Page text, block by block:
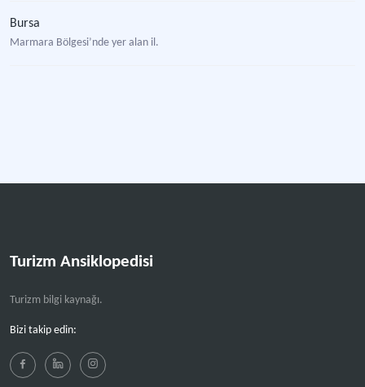
Bursa
Marmara Bölgesi’nde yer alan il.
Turizm Ansiklopedisi
Turizm bilgi kaynağı.
Bizi takip edin: